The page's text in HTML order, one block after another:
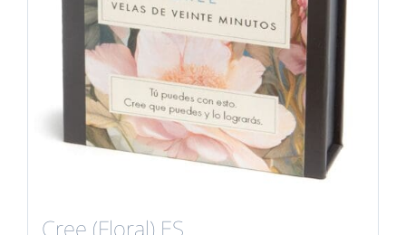
Cree (Floral) ES